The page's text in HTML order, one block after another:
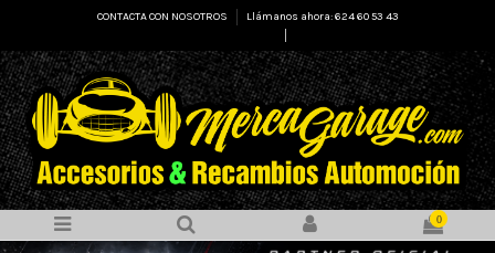
CONTACTA CON NOSOTROS
Llámanos ahora: 624 60 53 43
0